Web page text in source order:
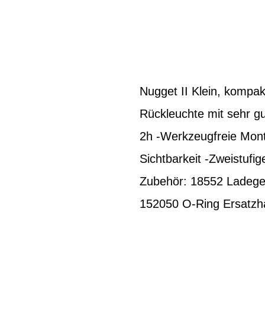
Nugget II Klein,
Rückleuchte mit sehr
2h -Werkzeugfreie
Sichtbarkeit -
Zubehör: 18552
152050 O-Ring